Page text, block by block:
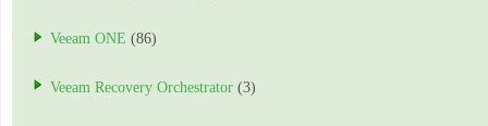
Veeam ONE (86)
Veeam Recovery Orchestrator (3)